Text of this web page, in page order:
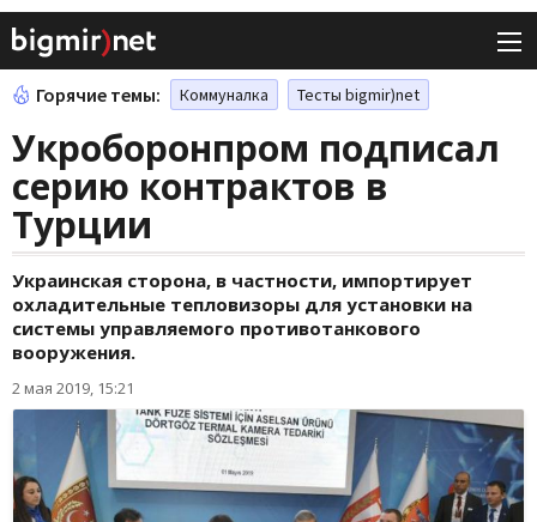
Горячие темы: Коммуналка Тесты bigmir)net
Укроборонпром подписал
серию контрактов в
Турции
Украинская сторона, в частности, импортирует
охладительные тепловизоры для установки на
системы управляемого противотанкового
вооружения.
2 мая 2019, 15:21